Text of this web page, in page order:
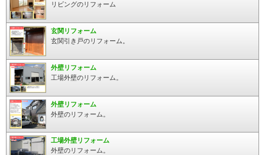
リビングのリフォーム
玄関リフォーム
玄関引き戸のリフォーム。
外壁リフォーム
工場外壁のリフォーム。
外壁リフォーム
外壁のリフォーム。
工場外壁リフォーム
外壁のリフォーム。